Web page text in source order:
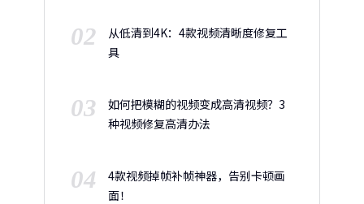
02
从低清到4K：4款视频清晰度修复工
具
03
如何把模糊的视频变成高清视频？3
种视频修复高清办法
04
4款视频掉帧补帧神器，告别卡顿画
面！